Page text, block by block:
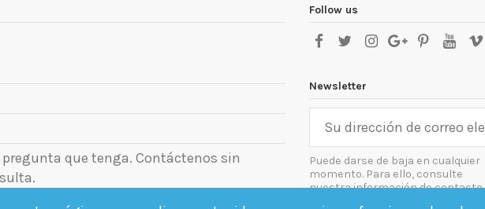
que tenga. Contáctenos sin
Follow us
Newsletter
Puede darse de baja en cualquier
momento. Para ello, consulte
nuestra información de contacto